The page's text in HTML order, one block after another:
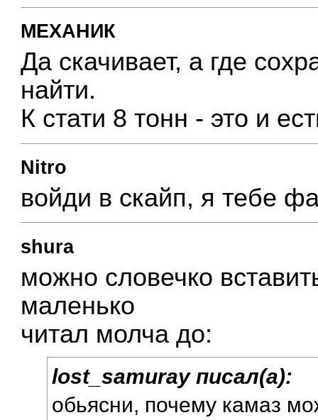
МЕХАНИК
Да скачивает, а где
найти.
К стати 8 тонн - это и
Nitro
войди в скайп, я тебе
shura
можно словечко
маленько
читал молча до:
lost_samuray писал(а):
обьясни, почему камаз